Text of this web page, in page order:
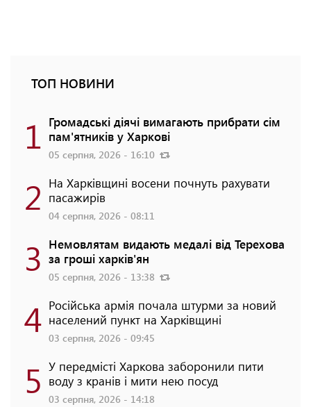
ТОП НОВИНИ
1 Громадські діячі вимагають прибрати сім
пам'ятників у Харкові
05 серпня, 2026 - 16:10
2 На Харківщині восени почнуть рахувати
пасажирів
04 серпня, 2026 - 08:11
3 Немовлятам видають медалі від Терехова
за гроші харків'ян
05 серпня, 2026 - 13:38
4 Російська армія почала штурми за новий
населений пункт на Харківщині
03 серпня, 2026 - 09:45
5 У передмісті Харкова заборонили пити
воду з кранів і мити нею посуд
03 серпня, 2026 - 14:18